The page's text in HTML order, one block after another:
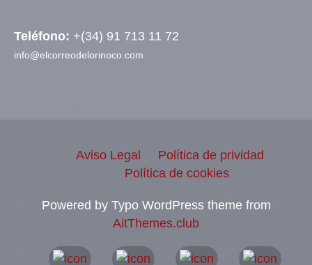
Teléfono: +(34) 91 713 11 72
info@elcorreodelorinoco.com
Aviso Legal
Política de prividad
Política de cookies
Powered by Typo WordPress theme from
AitThemes.club